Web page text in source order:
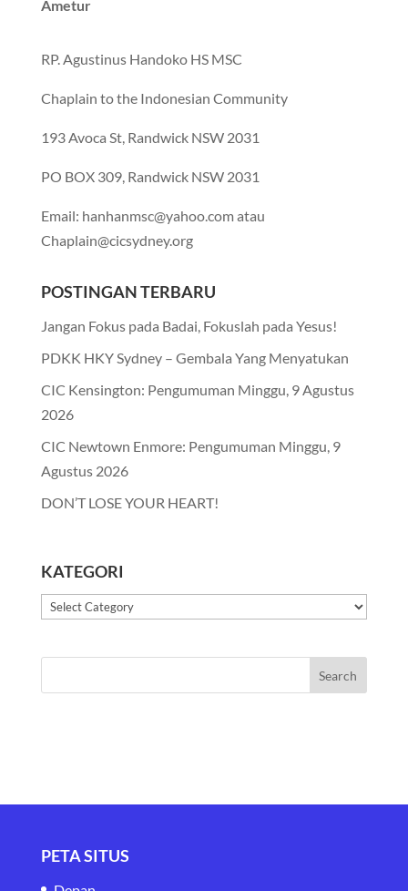
Ametur
RP. Agustinus Handoko HS MSC
Chaplain to the Indonesian Community
193 Avoca St, Randwick NSW 2031
PO BOX 309, Randwick NSW 2031
Email: hanhanmsc@yahoo.com atau
Chaplain@cicsydney.org
POSTINGAN TERBARU
Jangan Fokus pada Badai, Fokuslah pada Yesus!
PDKK HKY Sydney – Gembala Yang Menyatukan
CIC Kensington: Pengumuman Minggu, 9 Agustus
2026
CIC Newtown Enmore: Pengumuman Minggu, 9
Agustus 2026
DON’T LOSE YOUR HEART!
KATEGORI
Kategori
PETA SITUS